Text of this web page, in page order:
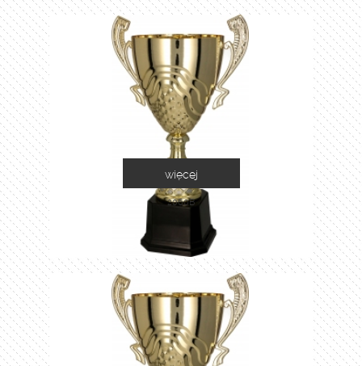
2060B
więcej